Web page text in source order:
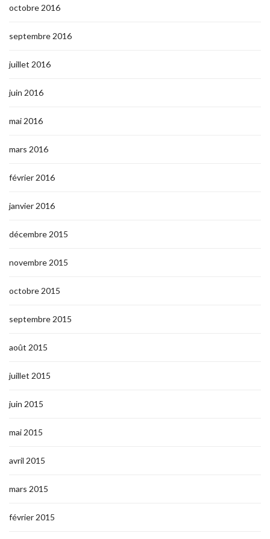
octobre 2016
septembre 2016
juillet 2016
juin 2016
mai 2016
mars 2016
février 2016
janvier 2016
décembre 2015
novembre 2015
octobre 2015
septembre 2015
août 2015
juillet 2015
juin 2015
mai 2015
avril 2015
mars 2015
février 2015